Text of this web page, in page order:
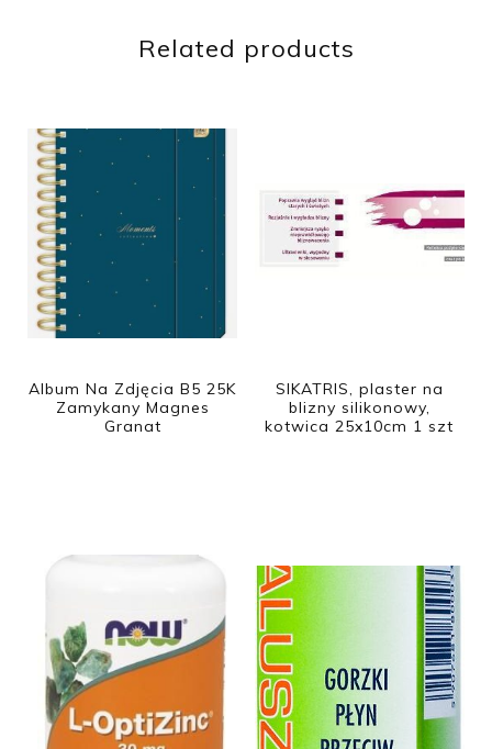
Related products
Album Na Zdjęcia B5 25K
Zamykany Magnes
Granat
SIKATRIS, plaster na
blizny silikonowy,
kotwica 25x10cm 1 szt